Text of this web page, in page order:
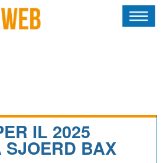
IL 2025
SJOERD BAX